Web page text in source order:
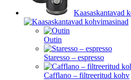
Kaasaskantavad
Outin
Staresso – espresso
Cafflano – filtreeritud kohv